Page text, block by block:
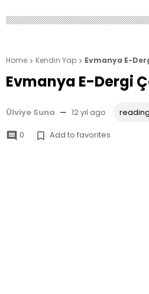
Home  Kendin Yap  Evmanya E-
Evmanya E-Dergi
Ülviye Suna — 12 yıl ago
 0  Add to favorites